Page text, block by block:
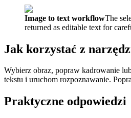
Image to text workflowThe
returned as editable text for
Jak korzystać z
Wybierz obraz, popraw kadrowanie
tekstu i uruchom rozpoznawanie.
Praktyczne odpowiedzi